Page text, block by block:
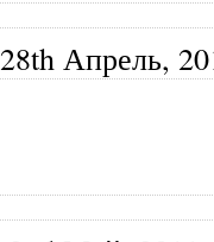
28th Апрель,